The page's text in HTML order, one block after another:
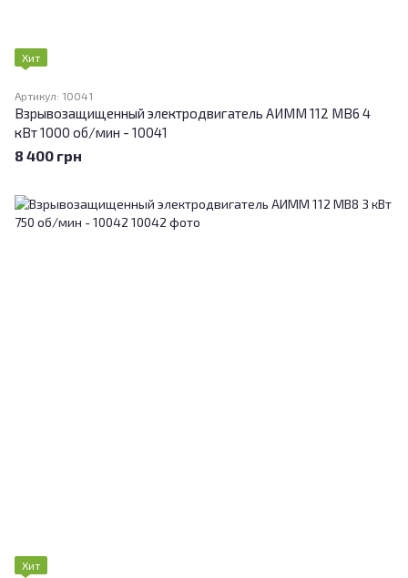
Хит
Артикул: 10041
Взрывозащищенный электродвигатель АИММ 112 МВ6 4
кВт 1000 об/мин - 10041
8 400 грн
Хит